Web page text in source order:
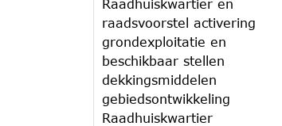
Raadhuiskwartier en
raadsvoorstel activering
grondexploitatie en
beschikbaar stellen
dekkingsmiddelen
gebiedsontwikkeling
Raadhuiskwartier